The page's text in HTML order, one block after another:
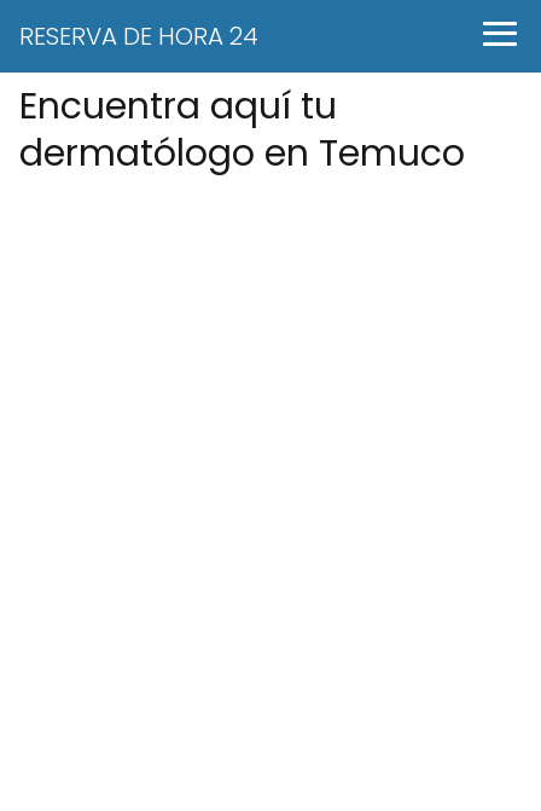
RESERVA DE HORA 24
Encuentra aquí tu
dermatólogo en Temuco